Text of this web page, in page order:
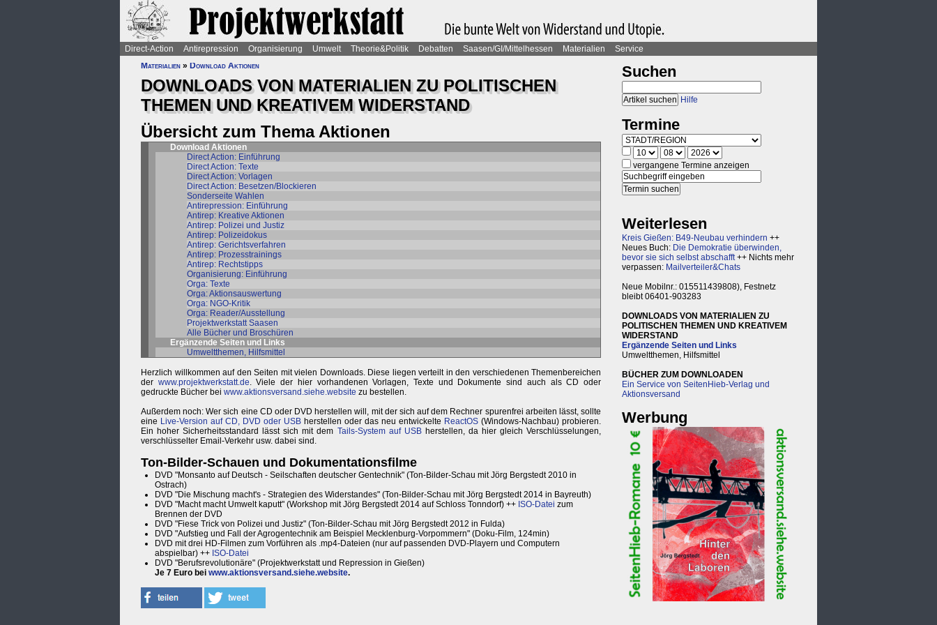
Direct-Action Antirepression Organisierung Umwelt Theorie&Politik Debatten Saasen/GI/Mittelhessen Materialien
Service
Materialien » Download Aktionen
DOWNLOADS VON MATERIALIEN ZU POLITISCHEN
THEMEN UND KREATIVEM WIDERSTAND
Übersicht zum Thema Aktionen
Download Aktionen
Direct Action: Einführung
Direct Action: Texte
Direct Action: Vorlagen
Direct Action: Besetzen/Blockieren
Sonderseite Wahlen
Antirepression: Einführung
Antirep: Kreative Aktionen
Antirep: Polizei und Justiz
Antirep: Polizeidokus
Antirep: Gerichtsverfahren
Antirep: Prozesstrainings
Antirep: Rechtstipps
Organisierung: Einführung
Orga: Texte
Orga: Aktionsauswertung
Orga: NGO-Kritik
Orga: Reader/Ausstellung
Projektwerkstatt Saasen
Alle Bücher und Broschüren
Ergänzende Seiten und Links
Umweltthemen, Hilfsmittel
Herzlich willkommen auf den Seiten mit vielen Downloads. Diese liegen verteilt in den verschiedenen Themenbereichen
der www.projektwerkstatt.de. Viele der hier vorhandenen Vorlagen, Texte und Dokumente sind auch als CD oder
gedruckte Bücher bei www.aktionsversand.siehe.website zu bestellen.
Außerdem noch: Wer sich eine CD oder DVD herstellen will, mit der sich auf dem Rechner spurenfrei arbeiten lässt, sollte
eine Live-Version auf CD, DVD oder USB herstellen oder das neu entwickelte ReactOS (Windows-Nachbau) probieren.
Ein hoher Sicherheitsstandard lässt sich mit dem Tails-System auf USBherstellen, da hier gleich Verschlüsselungen,
verschlüsselter Email-Verkehr usw. dabei sind.
Ton-Bilder-Schauen und Dokumentationsfilme
DVD "Monsanto auf Deutsch - Seilschaften deutscher Gentechnik" (Ton-Bilder-Schau mit Jörg Bergstedt 2010 in
Ostrach)
DVD "Die Mischung macht's - Strategien des Widerstandes" (Ton-Bilder-Schau mit Jörg Bergstedt 2014 in Bayreuth)
DVD "Macht macht Umwelt kaputt" (Workshop mit Jörg Bergstedt 2014 auf Schloss Tonndorf) ++ ISO-Datei zum
Brennen der DVD
DVD "Fiese Trick von Polizei und Justiz" (Ton-Bilder-Schau mit Jörg Bergstedt 2012 in Fulda)
DVD "Aufstieg und Fall der Agrogentechnik am Beispiel Mecklenburg-Vorpommern" (Doku-Film, 124min)
DVD mit drei HD-Filmen zum Vorführen als .mp4-Dateien (nur auf passenden DVD-Playern und Computern
abspielbar) ++ ISO-Datei
DVD "Berufsrevolutionäre" (Projektwerkstatt und Repression in Gießen)
Je 7 Euro bei www.aktionsversand.siehe.website.
Suchen
Hilfe
Termine
vergangene Termine anzeigen
Weiterlesen
Kreis Gießen: B49-Neubau verhindern ++
Neues Buch: Die Demokratie überwinden,
bevor sie sich selbst abschafft++ Nichts mehr
verpassen: Mailverteiler&Chats
Neue Mobilnr.: 015511439808), Festnetz
bleibt 06401-903283
DOWNLOADS VON MATERIALIEN ZU
POLITISCHEN THEMEN UND KREATIVEM
WIDERSTAND
Ergänzende Seiten und Links
Umweltthemen, Hilfsmittel
BÜCHER ZUM DOWNLOADEN
Ein Service von SeitenHieb-Verlag und
Aktionsversand
Werbung